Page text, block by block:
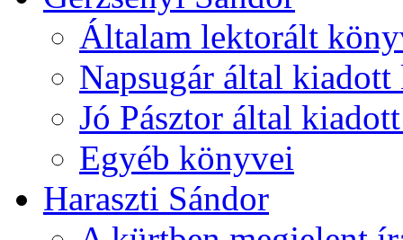
Általam lektorált
Napsugár által
Jó Pásztor által
Egyéb könyvei
Haraszti Sándor